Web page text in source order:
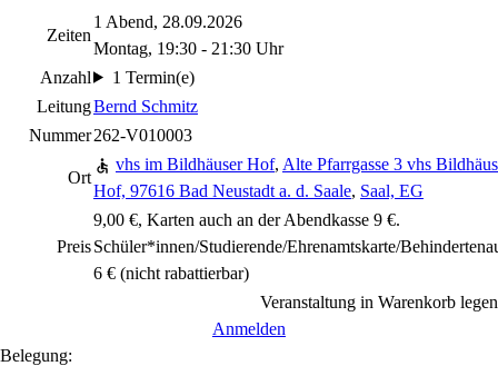
Zeiten
1 Abend, 28.09.2026
Montag, 19:30 - 21:30 Uhr
Anzahl
1 Termin(e)
LeitungBernd Schmitz
Nummer262-V010003
Ort
vhs im Bildhäuser Hof, Alte Pfarrgasse 3 vhs
Hof, 97616 Bad Neustadt a. d. Saale, Saal, EG
Preis
9,00 €, Karten auch an der Abendkasse 9 €.
Schüler*innen/Studierende/Ehrenamtskarte/
6 € (nicht rabattierbar)
Veranstaltung in Warenkorb legen
Anmelden
Belegung: